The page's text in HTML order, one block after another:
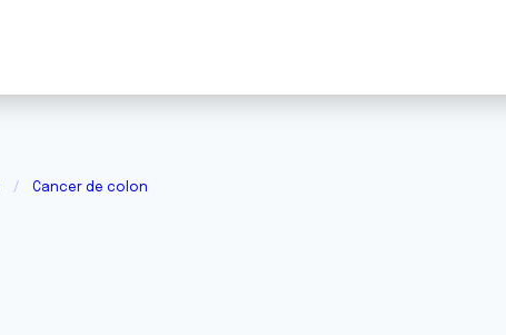
Cancer de colon